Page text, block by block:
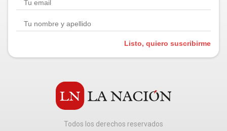
Listo, quiero suscribirme
Todos los derechos reservados